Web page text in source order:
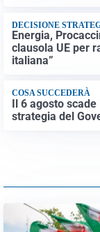
DECISIONE
Energia,
clausola UE per
italiana”
COSA SUCCEDERÀ
Il 6 agosto
strategia del